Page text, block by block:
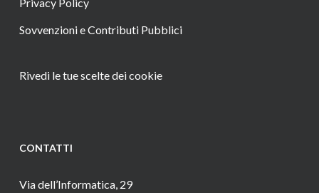
Sovvenzioni e Contributi Pubblici
Rivedi le tue scelte dei cookie
CONTATTI
Via dell’Informatica, 29